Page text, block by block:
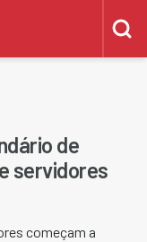
de
servidores
começam a